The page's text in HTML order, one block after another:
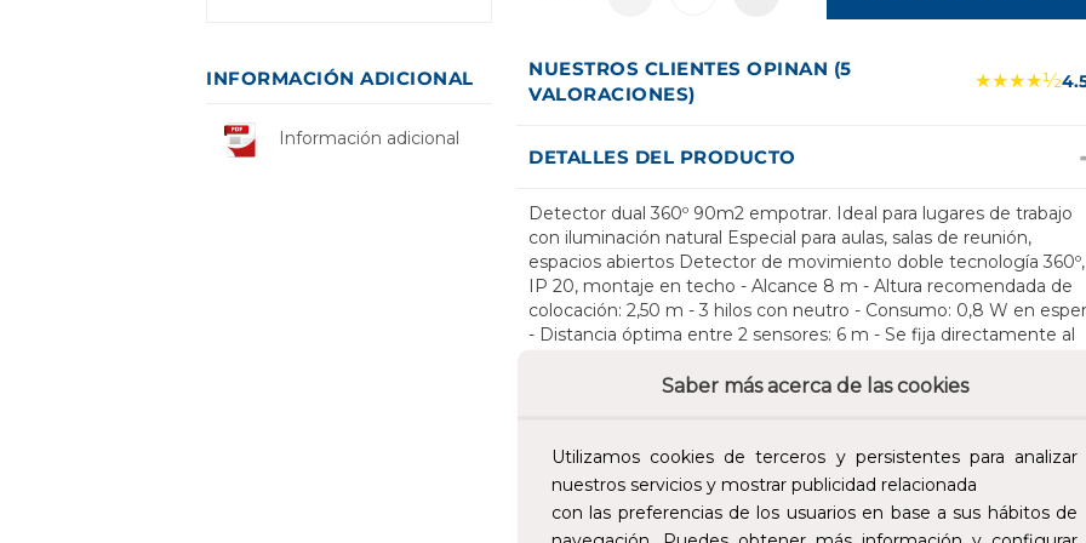
Saber más acerca de las cookies
Utilizamos cookies de terceros y persistentes para analizar
nuestros servicios y mostrar publicidad relacionada
con las preferencias de los usuarios en base a sus hábitos de
INFORMACIÓN ADICIONAL
Información adicional
NUESTROS CLIENTES OPINAN (5
VALORACIONES)
★★★★½
DETALLES DEL PRODUCTO
Detector dual 360º 90m2 empotrar. Ideal para lugares de trabajo
con iluminación natural Especial para aulas, salas de reunión,
espacios abiertos Detector de movimiento doble tecnología 360º,
IP 20, montaje en techo - Alcance 8 m - Altura recomendada de
colocación: 2,50 m - 3 hilos con neutro - Consumo: 0,8 W en
- Distancia óptima entre 2 sensores: 6 m - Se fija directamente al
caja Batibox, 50mm de profundidad - Conexión mediante bornas
espacios con iluminación natural Verificación de presencia y
luminosidad constante, apagado cuando la luz natural es suficiente
- 2 posibles modos de funcionamiento: - Modo Auto: Encendido y
apagado automátcio en función de la detección - Modo Eco: